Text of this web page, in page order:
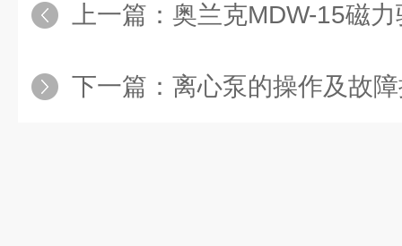
上一篇： 奥兰克MDW-15磁力驱动式高温350
下一篇： 离心泵的操作及故